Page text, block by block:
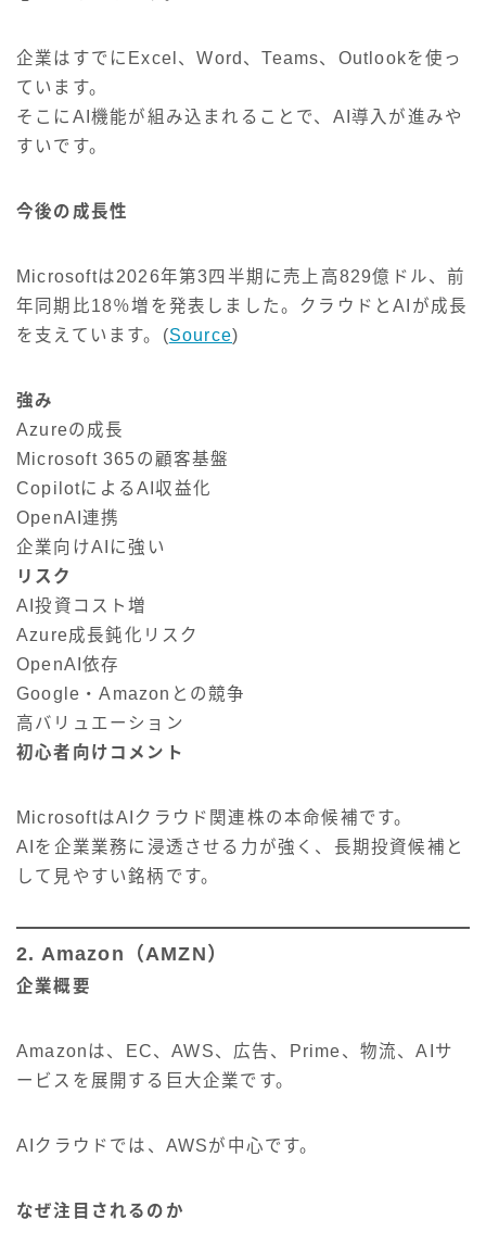
企業はすでにExcel、Word、Teams、Outlookを使っ
ています。
そこにAI機能が組み込まれることで、AI導入が進みや
すいです。
今後の成長性
Microsoftは2026年第3四半期に売上高829億ドル、前
年同期比18％増を発表しました。クラウドとAIが成長
を支えています。(Source)
強み
Azureの成長
Microsoft 365の顧客基盤
CopilotによるAI収益化
OpenAI連携
企業向けAIに強い
リスク
AI投資コスト増
Azure成長鈍化リスク
OpenAI依存
Google・Amazonとの競争
高バリュエーション
初心者向けコメント
MicrosoftはAIクラウド関連株の本命候補です。
AIを企業業務に浸透させる力が強く、長期投資候補と
して見やすい銘柄です。
2. Amazon（AMZN）
企業概要
Amazonは、EC、AWS、広告、Prime、物流、AIサ
ービスを展開する巨大企業です。
AIクラウドでは、AWSが中心です。
なぜ注目されるのか